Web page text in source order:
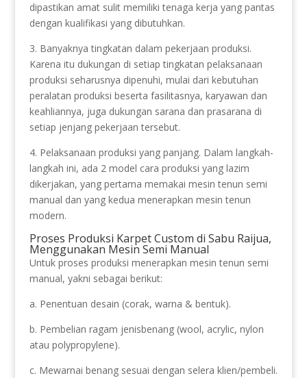
dipastikan amat sulit memiliki tenaga kerja yang pantas
dengan kualifikasi yang dibutuhkan.
3. Banyaknya tingkatan dalam pekerjaan produksi.
Karena itu dukungan di setiap tingkatan pelaksanaan
produksi seharusnya dipenuhi, mulai dari kebutuhan
peralatan produksi beserta fasilitasnya, karyawan dan
keahliannya, juga dukungan sarana dan prasarana di
setiap jenjang pekerjaan tersebut.
4. Pelaksanaan produksi yang panjang. Dalam langkah-
langkah ini, ada 2 model cara produksi yang lazim
dikerjakan, yang pertama memakai mesin tenun semi
manual dan yang kedua menerapkan mesin tenun
modern.
Proses Produksi Karpet Custom di Sabu Raijua,
Menggunakan Mesin Semi Manual
Untuk proses produksi menerapkan mesin tenun semi
manual, yakni sebagai berikut:
a. Penentuan desain (corak, warna & bentuk).
b. Pembelian ragam jenisbenang (wool, acrylic, nylon
atau polypropylene).
c. Mewarnai benang sesuai dengan selera klien/pembeli.